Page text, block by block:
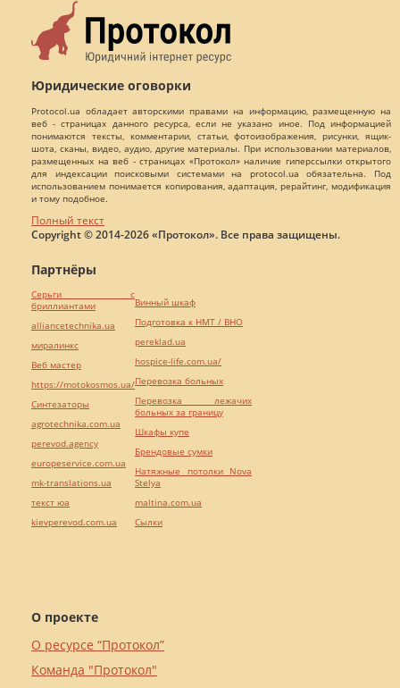
Юридические оговорки
Protocol.ua обладает авторскими правами на информацию, размещенную на
веб - страницах данного ресурса, если не указано иное. Под информацией
понимаются тексты, комментарии, статьи, фотоизображения, рисунки, ящик-
шота, сканы, видео, аудио, другие материалы. При использовании материалов,
размещенных на веб - страницах «Протокол» наличие гиперссылки открытого
для индексации поисковыми системами на protocol.ua обязательна. Под
использованием понимается копирования, адаптация, рерайтинг, модификация
и тому подобное.
Полный текст
Copyright © 2014-2026 «Протокол». Все права защищены.
О проекте
О ресурсе “Протокол”
Команда "Протокол"
Партнёры
Серьги с
бриллиантами
alliancetechnika.ua
миралинкс
Веб мастер
https://motokosmos.ua/
Синтезаторы
agrotechnika.com.ua
perevod.agency
europeservice.com.ua
mk-translations.ua
текст юа
kievperevod.com.ua
Винный шкаф
Подготовка к НМТ / ВНО
pereklad.ua
hospice-life.com.ua/
Перевозка больных
Перевозка лежачих
больных за границу
Шкафы купе
Брендовые сумки
Натяжные потолки Nova
Stelya
maltina.com.ua
Cылки